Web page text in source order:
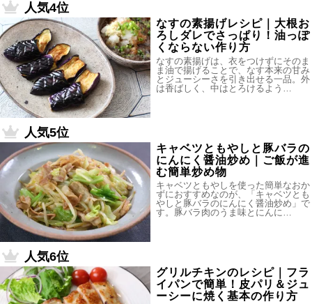
人気4位
なすの素揚げレシピ｜大根お
ろしダレでさっぱり！油っぽ
くならない作り方
なすの素揚げは、衣をつけずにそのま
ま油で揚げることで、なす本来の甘み
とジューシーさを引き出せる一品。外
は香ばしく、中はとろけるよう…
人気5位
キャベツともやしと豚バラの
にんにく醤油炒め｜ご飯が進
む簡単炒め物
キャベツともやしを使った簡単なおか
ずにおすすめなのが、「キャベツとも
やしと豚バラのにんにく醤油炒め」で
す。豚バラ肉のうま味とにんに…
人気6位
グリルチキンのレシピ｜フラ
イパンで簡単！皮パリ＆ジュ
ーシーに焼く基本の作り方